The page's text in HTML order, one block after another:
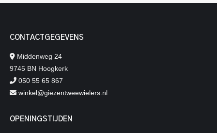
CONTACTGEGEVENS
Middenweg 24
9745 BN Hoogkerk
050 55 65 867
winkel@giezentweewielers.nl
OPENINGSTIJDEN